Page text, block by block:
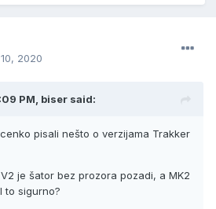
2020
PM, biser said:
pisali nešto o verzijama Trakker
je šator bez prozora pozadi, a MK2
to sigurno?